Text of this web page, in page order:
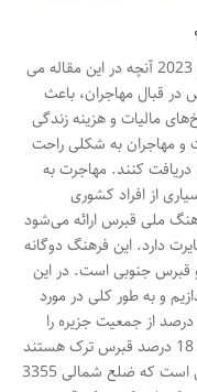
سوالات متداول مقایسه قبرس شمالی با جنوبی 2023 آنچه در این مقاله می
در قبال مهاجران، باعث
مالیات و هزینه زندگی
و مهاجران به شکلی راحت
دریافت کنند. مهاجرت به
از افراد کشوری
ملی قبرس ارائه می‌شود
دارد. این فرهنگ دوگانه
قبرس جنوبی است. در این
و به طور کلی در مورد
وضعیت زندگی در کشور قبرس می‌پردازیم. 77 درصد از جمعیت جزیره را
قبرس یونانی تشکیل می‌دهند، در حالی که تنها 18 درصد قبرس ترک هستند
و تقسیم زمین نیز تا حدودی به نفع طرف یونانی است که ضلع شمالی 3355